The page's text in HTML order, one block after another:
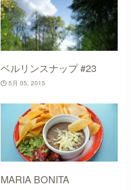
ベルリンスナップ #23
5月 05, 2015
MARIA BONITA